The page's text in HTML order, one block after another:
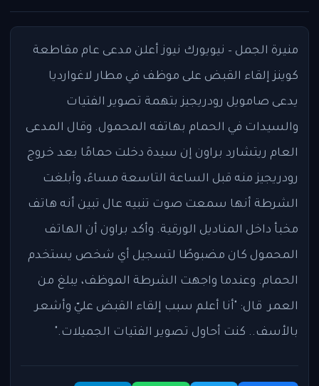
منيرة الجمل – نيويورك نيوز أعلن مدعى عام مقاطعة
كوينز إلقاء القبض على موظف في مطار لاغوارديا
يدعى صامويل رودريجيز بتهمة تصوير الفتيات
والسيدات في الحمام بهاتفه المحمول. وقال المدعى
العام ريتشارد براون إن سيدة دخلت حمامًا بعد خروج
رودريجيز منه قبل الساعة التاسعة مساءً، وأبلغت
الشرطة أنها سمعت صوت تنبيه عال تبين أنه هاتف
مخبأ داخل المناديل الورقية. وأكد براون أن الهاتف
المحمول كان مضبوطًا لتسجيل أي شخص يستخدم
الحمام. وعندما واجهت الشرطة الموظف، يبلغ من
العمر قال: "أنا أعلم سبب إلقاء القبض عليّ وأشعر
بالأسف.. كنت أحاول تصوير الفتيات الجميلات."